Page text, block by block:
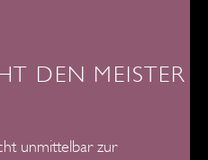
DEN MEISTER
unmittelbar zur